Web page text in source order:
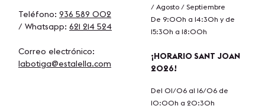
Teléfono: 936 589 002
/ Whatsapp: 621 214 524
Correo electrónico:
labotiga@estalella.com
/ Agosto / Septiembre
De 9:00h a 14:30h y de
15:30h a 18:00h
¡HORARIO SANT JOAN
2026!
Del 01/06 al 16/06 de
10:00h a 20:30h